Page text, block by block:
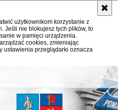
użytkownikom korzystanie z
Jeśli nie blokujesz tych plików, to
w pamięci urządzenia.
cookies, zmieniając
ustawienia przeglądarki oznacza